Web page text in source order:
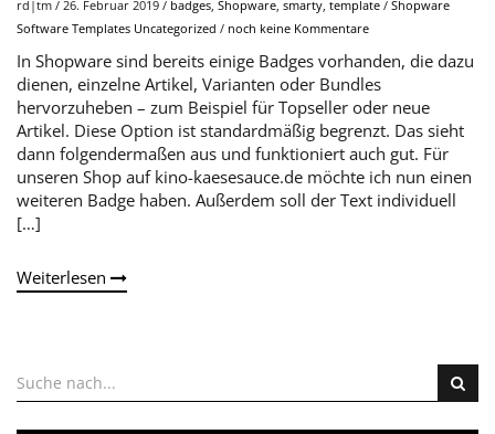
rd|tm / 26. Februar 2019 / badges Shopware smarty template / Shopware
Software Templates Uncategorized / noch keine Kommentare
In Shopware sind bereits einige Badges vorhanden, die dazu
dienen, einzelne Artikel, Varianten oder Bundles
hervorzuheben – zum Beispiel für Topseller oder neue
Artikel. Diese Option ist standardmäßig begrenzt. Das sieht
dann folgendermaßen aus und funktioniert auch gut. Für
unseren Shop auf kino-kaesesauce.de möchte ich nun einen
weiteren Badge haben. Außerdem soll der Text individuell
[…]
Weiterlesen